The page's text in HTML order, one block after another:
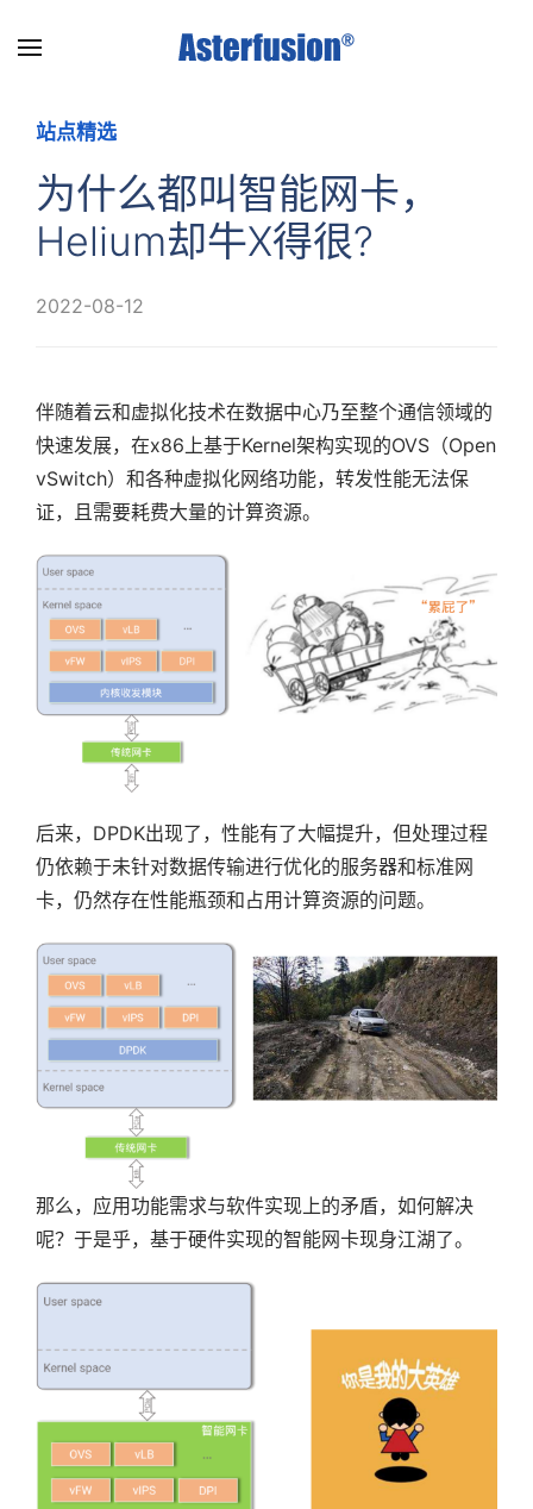
main
站点精选
为什么都叫智能网卡，
Helium却牛X得很?
2022-08-12
伴随着云和虚拟化技术在数据中心乃至整个通信领域的
快速发展，在x86上基于Kernel架构实现的OVS（Open
vSwitch）和各种虚拟化网络功能，转发性能无法保
证，且需要耗费大量的计算资源。
后来，DPDK出现了，性能有了大幅提升，但处理过程
仍依赖于未针对数据传输进行优化的服务器和标准网
卡，仍然存在性能瓶颈和占用计算资源的问题。
那么，应用功能需求与软件实现上的矛盾，如何解决
呢？于是乎，基于硬件实现的智能网卡现身江湖了。